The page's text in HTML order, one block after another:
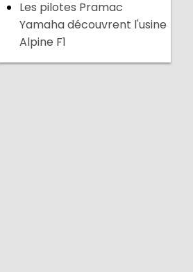
Les pilotes Pramac
Yamaha découvrent l'usine
Alpine F1